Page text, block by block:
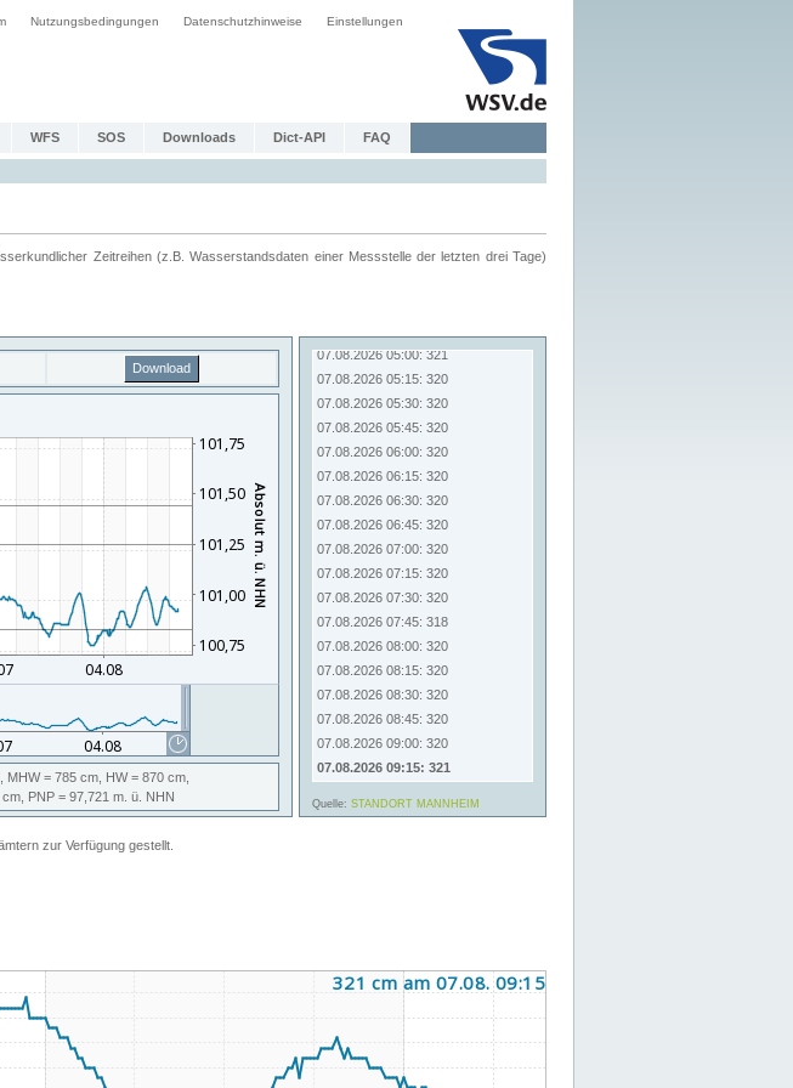
Nutzungsbedingungen Datenschutzhinweise Einstellungen
WFS SOS Downloads Dict-API FAQ
Zeitreihen (z.B. Wasserstandsdaten einer Messstelle der letzten drei Tage)